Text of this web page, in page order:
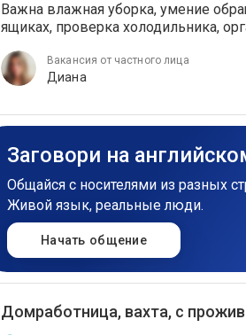
Важна влажная уборка, умение
ящиках, проверка холодильника,
Вакансия от частного лица
Диана
Заговори на
Общайся с носителями из разных
Живой язык, реальные люди.
Начать общение
Домработница, вахта, с